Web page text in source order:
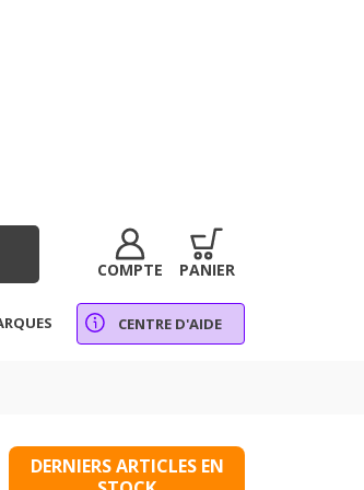
COMPTE PANIER
CENTRE D'AIDE
DERNIERS ARTICLES EN